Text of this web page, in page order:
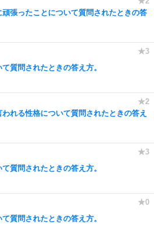
頑張ったことについて質問されたときの答
質問されたときの答え方。
れる性格について質問されたときの答え
質問されたときの答え方。
質問されたときの答え方。